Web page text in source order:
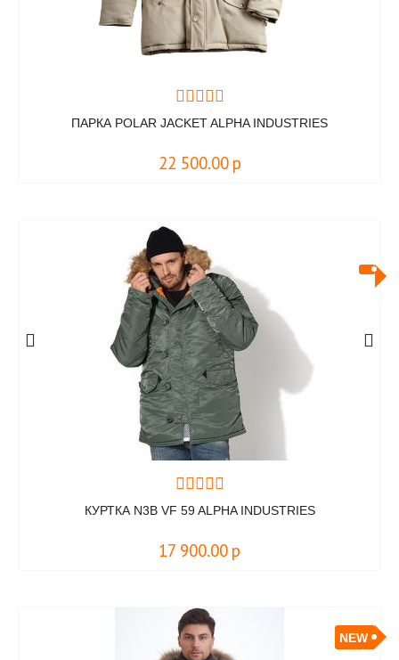
ПАРКА POLAR JACKET ALPHA INDUSTRIES
22 500.00 р
КУРТКА N3B VF 59 ALPHA INDUSTRIES
17 900.00 р
NEW